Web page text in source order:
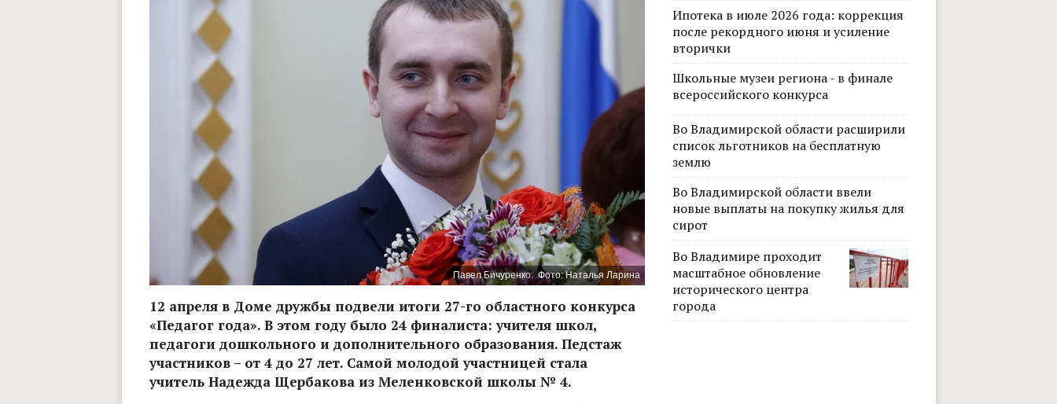
Павел Бичуренко.Фото: Наталья Ларина
12 апреля в Доме дружбы подвели итоги 27-го областного конкурса
«Педагог года». В этом году было 24 финалиста: учителя школ,
педагоги дошкольного и дополнительного образования. Педстаж
участников – от 4 до 27 лет. Самой молодой участницей стала
учитель Надежда Щербакова из Меленковской школы № 4.
Ипотека в июле 2026 года: коррекция
после рекордного июня и усиление
вторички
Школьные музеи региона - в финале
всероссийского конкурса
Во Владимирской области расширили
список льготников на бесплатную
землю
Во Владимирской области ввели
новые выплаты на покупку жилья для
сирот
Во Владимире проходит
масштабное обновление
исторического центра
города